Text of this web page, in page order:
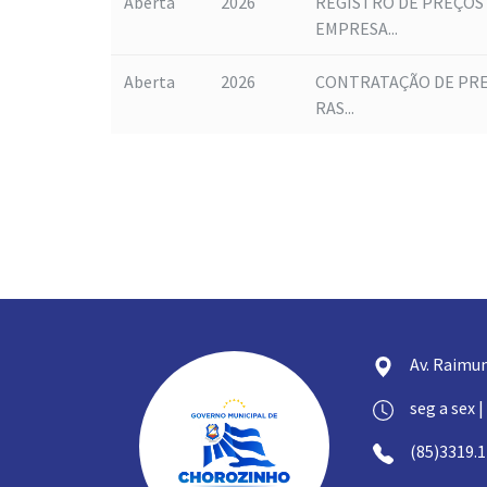
EMPRESA...
Aberta 2026
CONTRATAÇÃO DE
RAS...
Av.
seg a sex